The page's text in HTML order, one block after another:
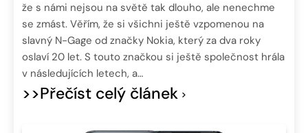
že s námi nejsou na světě tak dlouho, ale nenechme
se zmást. Věřím, že si všichni ještě vzpomenou na
slavný N-Gage od značky Nokia, který za dva roky
oslaví 20 let. S touto značkou si ještě společnost hrála
v následujících letech, a…
>>Přečíst celý článek